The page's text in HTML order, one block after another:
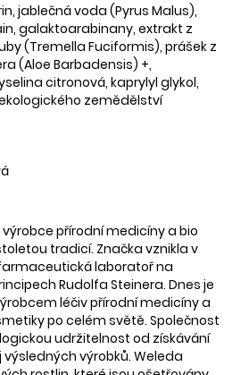
jablečná voda (Pyrus Malus),
galaktoarabinany, extrakt z
(Tremella Fuciformis), prášek z
(Aloe Barbadensis) +,
citronová, kaprylyl glykol,
zemědělství
přírodní medicíny a bio
tradicí. Značka vznikla v
farmaceutická laboratoř na
Rudolfa Steinera. Dnes je
léčiv přírodní medicíny a
po celém světě. Společnost
udržitelnost od získávání
výrobků. Weleda